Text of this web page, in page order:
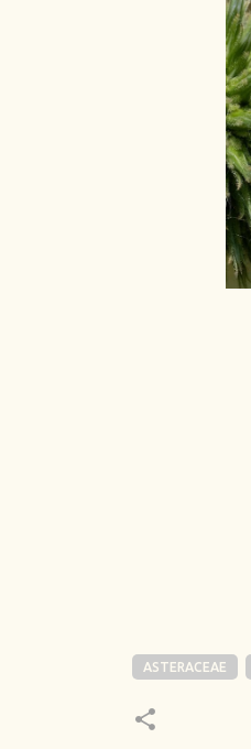
ASTERACEAE